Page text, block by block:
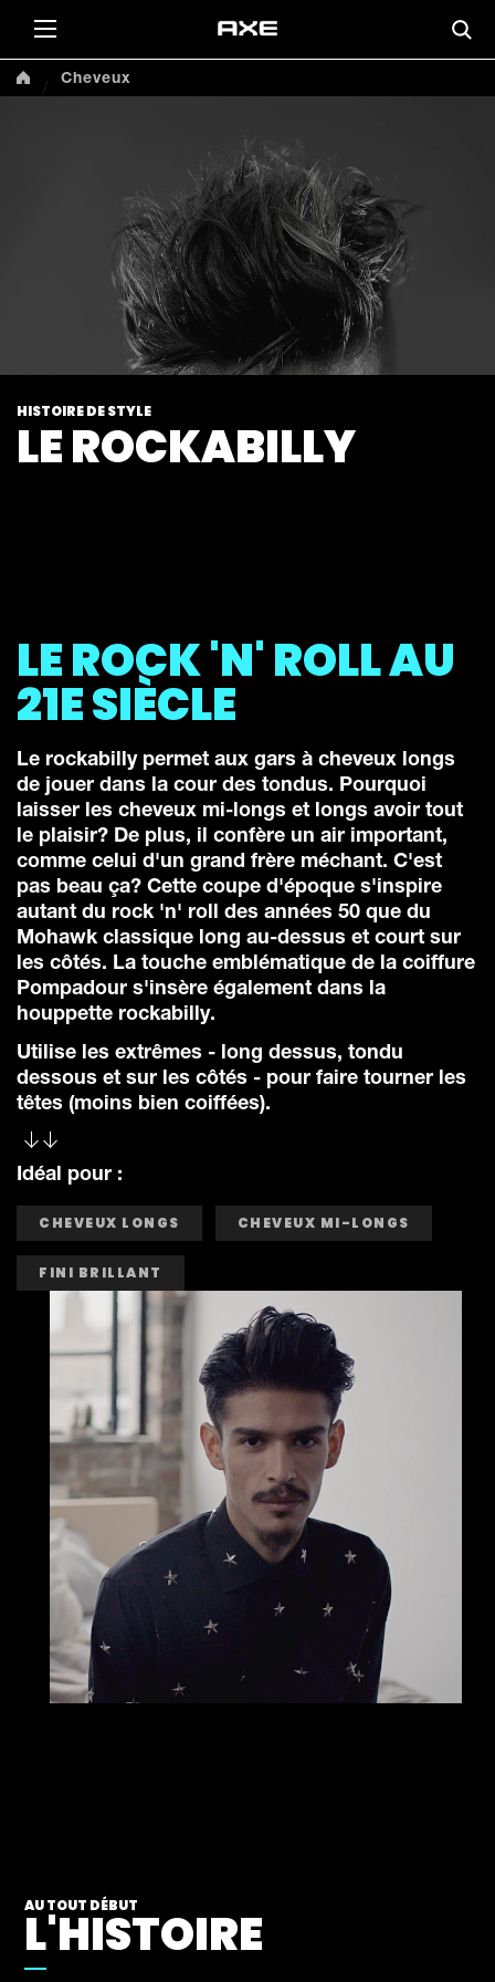
Cheveux
HISTOIRE DE STYLE
LE ROCKABILLY
LE ROCK 'N' ROLL AU
21E SIÈCLE
Le rockabilly permet aux gars à cheveux longs
de jouer dans la cour des tondus. Pourquoi
laisser les cheveux mi-longs et longs avoir tout
le plaisir? De plus, il confère un air important,
comme celui d'un grand frère méchant. C'est
pas beau ça? Cette coupe d'époque s'inspire
autant du rock 'n' roll des années 50 que du
Mohawk classique long au-dessus et court sur
les côtés. La touche emblématique de la coiffure
Pompadour s'insère également dans la
houppette rockabilly.
Utilise les extrêmes - long dessus, tondu
dessous et sur les côtés - pour faire tourner les
têtes (moins bien coiffées).
Idéal pour :
CHEVEUX LONGS CHEVEUX MI-LONGS
FINI BRILLANT
L'HISTOIRE
AU TOUT DÉBUT